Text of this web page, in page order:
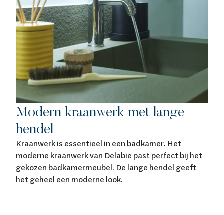
Modern kraanwerk met lange
hendel
Kraanwerk is essentieel in een badkamer. Het
moderne kraanwerk van Delabie past perfect bij het
gekozen badkamermeubel. De lange hendel geeft
het geheel een moderne look.